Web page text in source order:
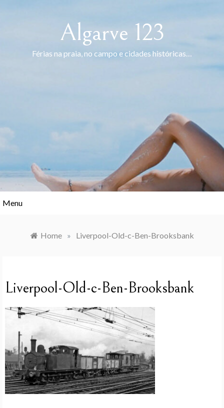
Algarve 123
Férias na praia, no campo e cidades históricas…
Menu
Home » Liverpool-Old-c-Ben-Brooksbank
Liverpool-Old-c-Ben-Brooksbank